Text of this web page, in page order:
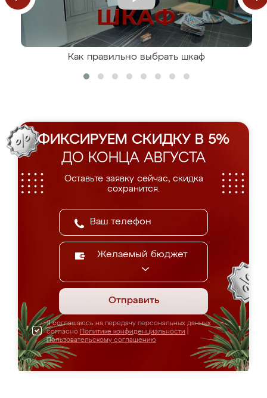
Как правильно выбрать шкаф
ФИКСИРУЕМ СКИДКУ В 5%
ДО КОНЦА АВГУСТА
Оставьте заявку сейчас, скидка
сохранится.
Желаемый бюджет
Отправить
Я соглашаюсь на передачу персональных данных
согласно Политике конфиденциальности
Пользовательскому соглашению